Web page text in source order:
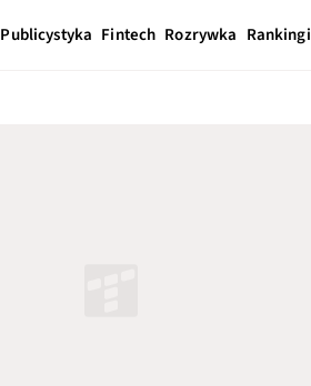
Publicystyka Fintech Rozrywka Rankingi